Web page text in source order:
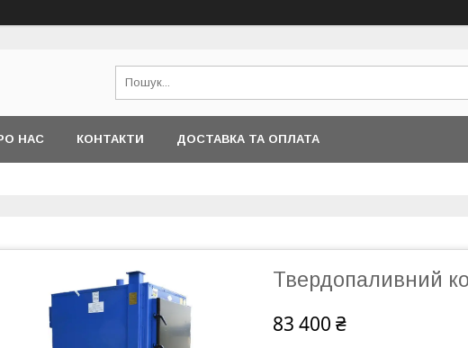
НАС КОНТАКТИ ДОСТАВКА ТА ОПЛАТА
Твердопаливний
83 400 ₴